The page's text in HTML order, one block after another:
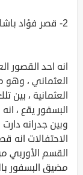
2- قصر فؤاد باشا Fuat Pa?a Yal?s?
انه احد القصور
العثماني ، وهو
العثمانية ، بين
البسفور يقع ،
وبين جدرانه
الاحتفالات
القسم الأوربي
مضيق البسفور